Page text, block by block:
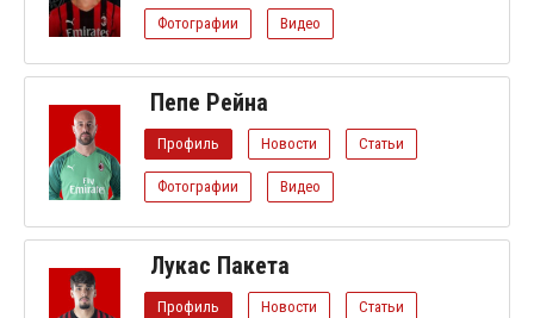
Фотографии Видео
Пепе Рейна
Профиль Новости Статьи
Фотографии Видео
Лукас Пакета
Профиль Новости Статьи